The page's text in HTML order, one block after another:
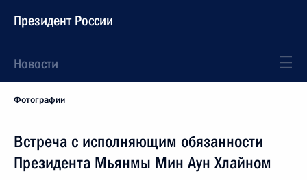
Президент России
Новости
Фотографии
Встреча с исполняющим обязанности
Президента Мьянмы Мин Аун Хлайном